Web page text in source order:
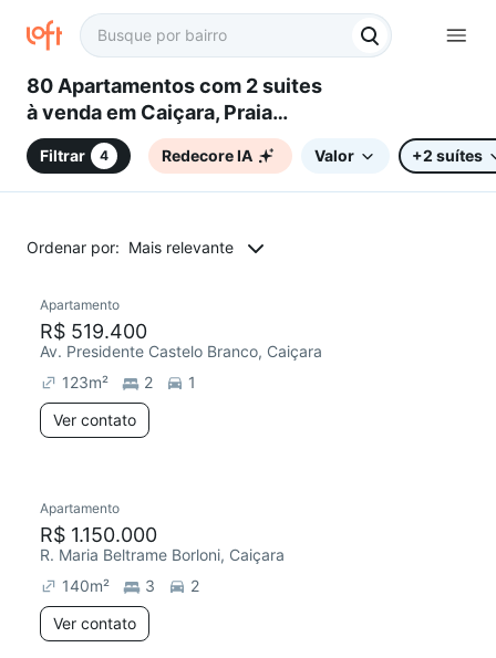
80 Apartamentos com 2 suites
à venda em Caiçara, Praia
Grande, SP
Filtrar 4 Redecore IA Valor +2 suítes
Ordenar por: Mais relevante
Redecorar
Apartamento
R$ 519.400
Av. Presidente Castelo Branco, Caiçara
123m² 2
1
Ver contato
Chegou este mês
Apartamento
R$ 1.150.000
R. Maria Beltrame Borloni, Caiçara
140m² 3
2
Ver contato